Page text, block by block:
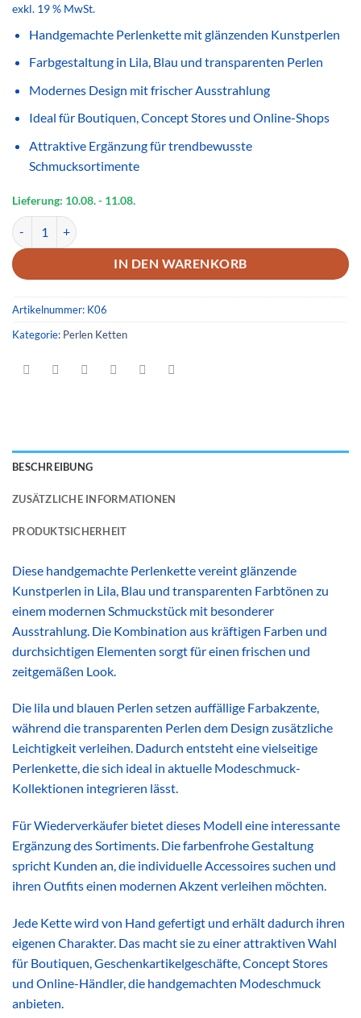
exkl. 19 % MwSt.
Handgemachte Perlenkette mit glänzenden Kunstperlen
Farbgestaltung in Lila, Blau und transparenten Perlen
Modernes Design mit frischer Ausstrahlung
Ideal für Boutiquen, Concept Stores und Online-Shops
Attraktive Ergänzung für trendbewusste
Schmucksortimente
Lieferung: 10.08.- 11.08.
Handgemachte Perlenkette Lila Blau Transparent – Glänzender
IN DEN WARENKORB
Artikelnummer: K06
Kategorie: Perlen Ketten
BESCHREIBUNG
ZUSÄTZLICHE INFORMATIONEN
PRODUKTSICHERHEIT
Diese handgemachte Perlenkette vereint glänzende
Kunstperlen in Lila, Blau und transparenten Farbtönen zu
einem modernen Schmuckstück mit besonderer
Ausstrahlung. Die Kombination aus kräftigen Farben und
durchsichtigen Elementen sorgt für einen frischen und
zeitgemäßen Look.
Die lila und blauen Perlen setzen auffällige Farbakzente,
während die transparenten Perlen dem Design zusätzliche
Leichtigkeit verleihen. Dadurch entsteht eine vielseitige
Perlenkette, die sich ideal in aktuelle Modeschmuck-
Kollektionen integrieren lässt.
Für Wiederverkäufer bietet dieses Modell eine interessante
Ergänzung des Sortiments. Die farbenfrohe Gestaltung
spricht Kunden an, die individuelle Accessoires suchen und
ihren Outfits einen modernen Akzent verleihen möchten.
Jede Kette wird von Hand gefertigt und erhält dadurch ihren
eigenen Charakter. Das macht sie zu einer attraktiven Wahl
für Boutiquen, Geschenkartikelgeschäfte, Concept Stores
und Online-Händler, die handgemachten Modeschmuck
anbieten.